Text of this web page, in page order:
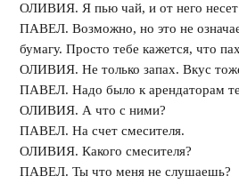
ОЛИВИЯ. Я пью чай, и от него несет
ПАВЕЛ. Возможно, но это не
бумагу. Просто тебе кажется, что
ОЛИВИЯ. Не только запах. Вкус
ПАВЕЛ. Надо было к арендаторам
ОЛИВИЯ. А что с ними?
ПАВЕЛ. На счет смесителя.
ОЛИВИЯ. Какого смесителя?
ПАВЕЛ. Ты что меня не слушаешь?